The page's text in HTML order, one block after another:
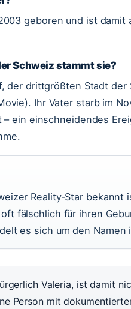
geboren und ist damit
Schweiz stammt sie?
der drittgrößten Stadt der
Ihr Vater starb im
ein einschneidendes
Reality‑Star bekannt
oft fälschlich für ihren
es sich um den Namen
Valeria, ist damit
Person mit